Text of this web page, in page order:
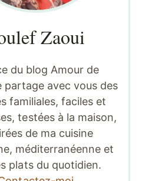
Zaoui
du blog Amour de
partage avec vous des
familiales, faciles et
testées à la maison,
de ma cuisine
méditerranéenne et
plats du quotidien.